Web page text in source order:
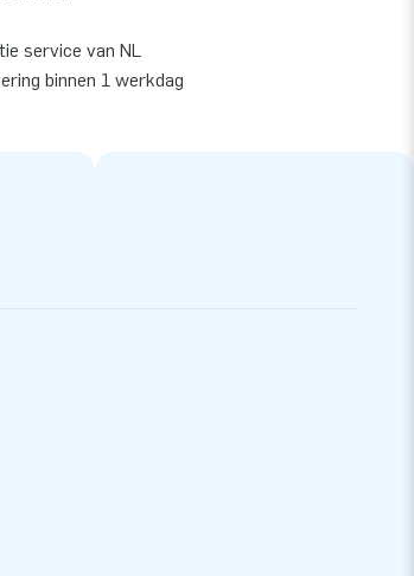
service van NL
binnen 1 werkdag